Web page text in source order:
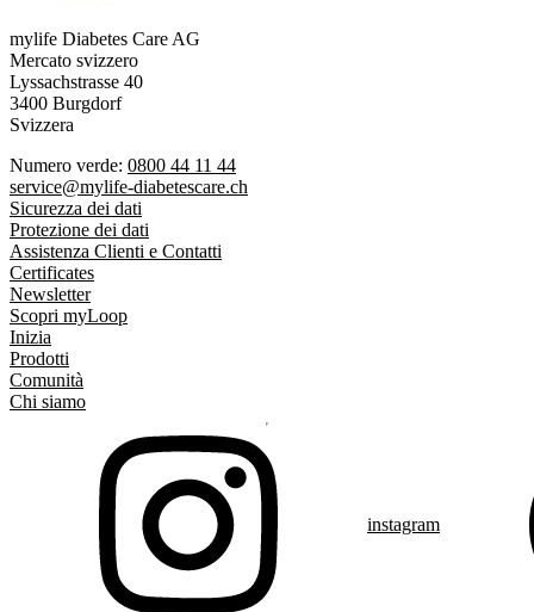
mylife Diabetes Care AG
Mercato svizzero
Lyssachstrasse 40
3400 Burgdorf
Svizzera
Numero verde: 0800 44 11 44
service@mylife-diabetescare.ch
Sicurezza dei dati
Protezione dei dati
Assistenza Clienti e Contatti
Certificates
Newsletter
Scopri myLoop
Inizia
Prodotti
Comunità
Chi siamo
instagram